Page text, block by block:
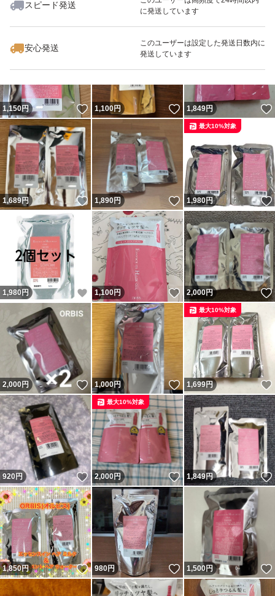
スピード発送
に発送しています
安心発送
このユーザーは設定した発送日数内に
発送しています
いいね！
1,050
1,150円 いいね！
1,100円 いいね！
1,849円
1,689円 いいね！
1,890円 いいね！
1,980円
最大10%対象
1,980円 いいね！
1,100円 いいね！
2,000円
2,000円 いいね！
1,000円 いいね！
1,699円
最大10%対象
920円 いいね！
2,000円 いいね！
最大10%対象
1,849円
1,850円 いいね！
980円 いいね！
1,500円